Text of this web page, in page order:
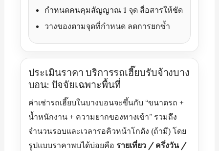
กำหนดคนคุมสัญญาณ 1 จุด สื่อสารให้ชัด
วางของตามจุดที่กำหนด ลดการยกซ้ำ
ประเมินราคา บริการรถเฮี๊ยบรับจ้างบาง
บอน: ปัจจัยเฉพาะพื้นที่
ค่าเช่ารถเฮี๊ยบในบางบอนจะขึ้นกับ “ขนาดรถ +
น้ำหนักงาน + ความยากของทางเข้า” รวมถึง
จำนวนรอบและเวลารอคิวหน้าโกดัง (ถ้ามี) โดย
รูปแบบราคาพบได้บ่อยคือ รายเที่ยว / ครึ่งวัน /